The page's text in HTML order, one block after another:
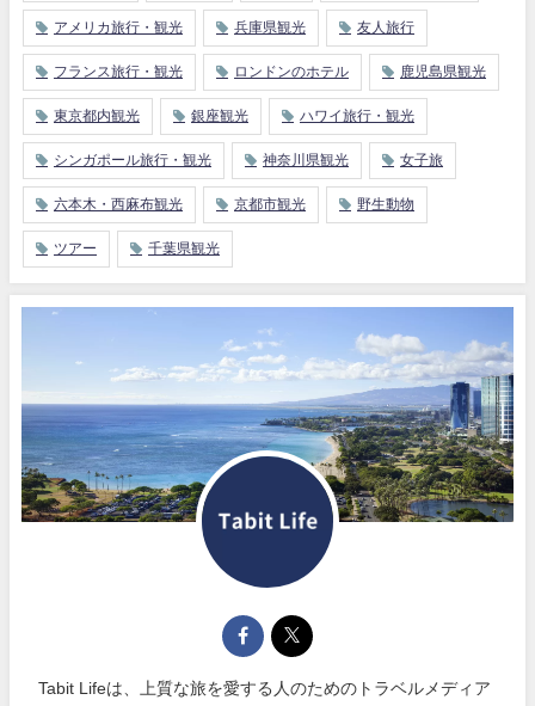
アメリカ旅行・観光 兵庫県観光 友人旅行
フランス旅行・観光 ロンドンのホテル 鹿児島県観光
東京都内観光 銀座観光 ハワイ旅行・観光
シンガポール旅行・観光 神奈川県観光 女子旅
六本木・西麻布観光 京都市観光 野生動物
ツアー 千葉県観光
Tabit Lifeは、上質な旅を愛する人のためのトラベルメディア